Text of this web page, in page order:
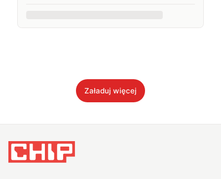
Załaduj więcej